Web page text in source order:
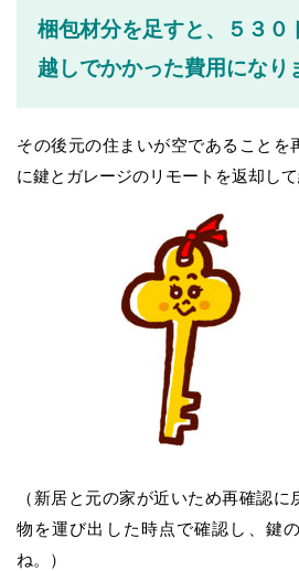
梱包材分を足すと、５３０
越しでかかった費用になり
その後元の住まいが空であることを
に鍵とガレージのリモートを返却して
（新居と元の家が近いため再確認
物を運び出した時点で確認し、鍵
ね。）